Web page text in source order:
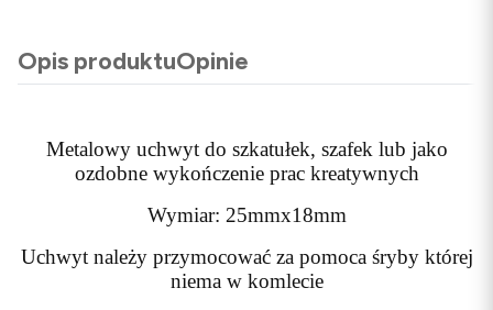
Opis produktuOpinie
Metalowy uchwyt do szkatułek, szafek lub jako
ozdobne wykończenie prac kreatywnych
Wymiar: 25mmx18mm
Uchwyt należy przymocować za pomoca śryby której
niema w komlecie